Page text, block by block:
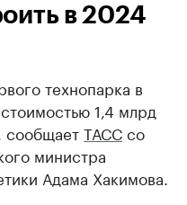
в 2024
технопарка в
1,4 млрд
сообщаетТАССсо
министра
Адама Хакимова.